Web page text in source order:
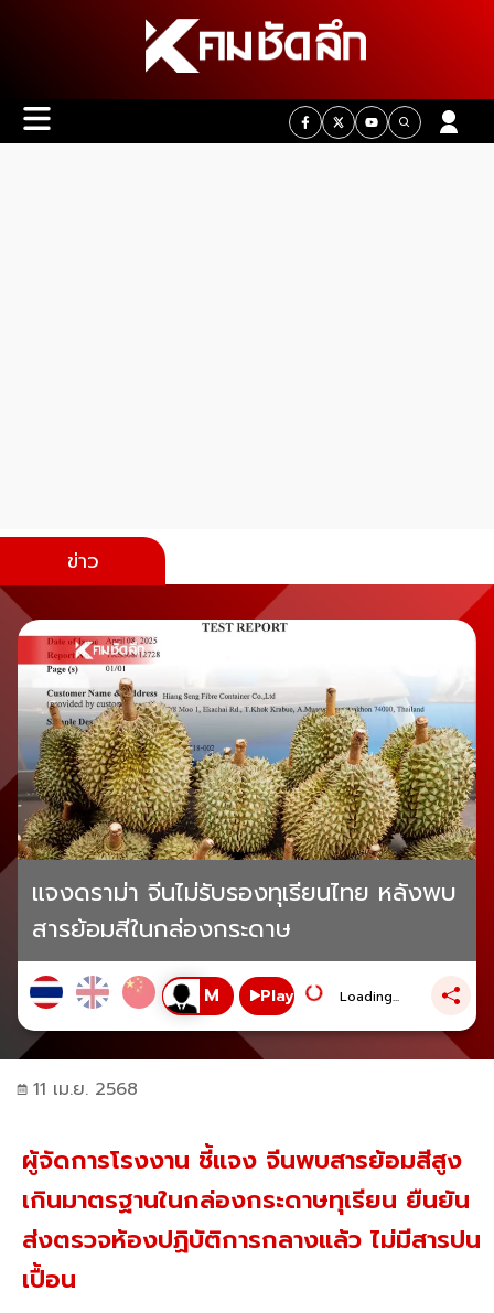
ข่าว
แจงดราม่า จีนไม่รับรองทุเรียนไทย หลังพบ
สารย้อมสีในกล่องกระดาษ
Play Loading...
11 เม.ย. 2568
ผู้จัดการโรงงาน ชี้แจง จีนพบสารย้อมสีสูง
เกินมาตรฐานในกล่องกระดาษทุเรียน ยืนยัน
ส่งตรวจห้องปฏิบัติการกลางแล้ว ไม่มีสารปน
เปื้อน